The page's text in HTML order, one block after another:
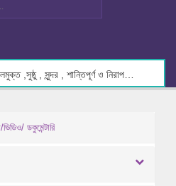
ডকুমেন্টারি